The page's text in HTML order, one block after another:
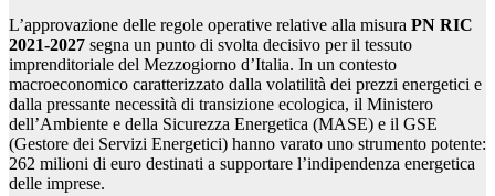
L’approvazione delle regole operative relative alla misura PN RIC
2021-2027 segna un punto di svolta decisivo per il tessuto
imprenditoriale del Mezzogiorno d’Italia. In un contesto
macroeconomico caratterizzato dalla volatilità dei prezzi energetici e
dalla pressante necessità di transizione ecologica, il Ministero
dell’Ambiente e della Sicurezza Energetica (MASE) e il GSE
(Gestore dei Servizi Energetici) hanno varato uno strumento potente:
262 milioni di euro destinati a supportare l’indipendenza energetica
delle imprese.